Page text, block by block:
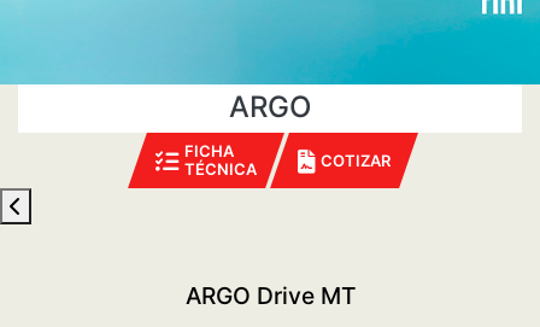
ARGO
FICHA
TÉCNICA
COTIZAR
ARGO Drive MT